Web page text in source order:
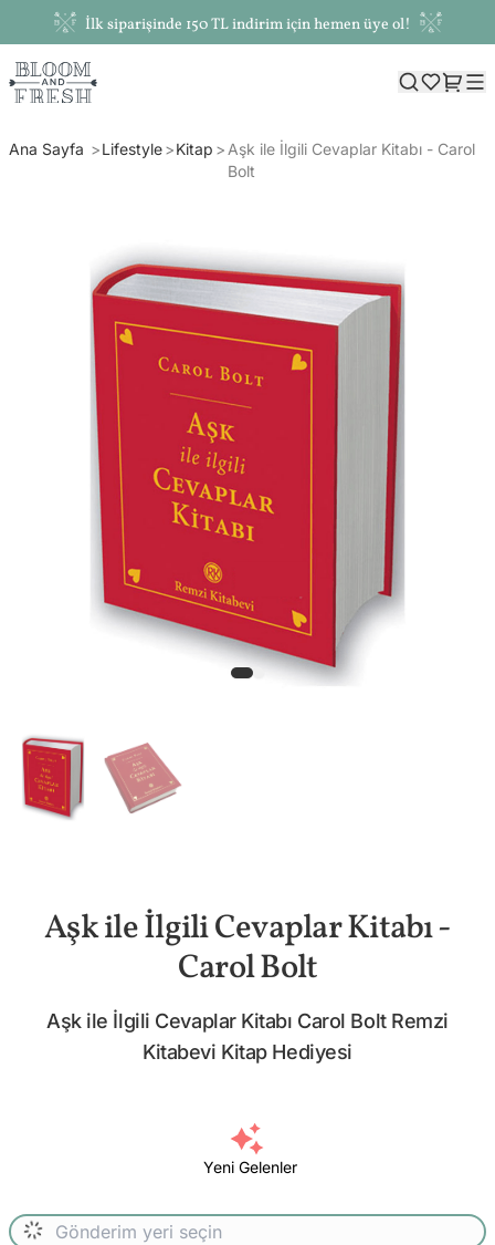
İlk siparişinde 150 TL indirim için hemen üye ol!
Ana Sayfa Lifestyle Kitap
Aşk ile İlgili Cevaplar Kitabı - Carol
Bolt
Aşk ile İlgili Cevaplar Kitabı -
Carol Bolt
Aşk ile İlgili Cevaplar Kitabı Carol Bolt Remzi
Kitabevi Kitap Hediyesi
Yeni Gelenler